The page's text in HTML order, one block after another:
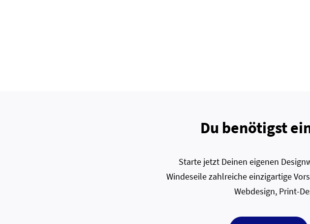
Du benötigst
Starte jetzt Deinen eigenen
Windeseile zahlreiche einzigartige
Webdesign, Print-